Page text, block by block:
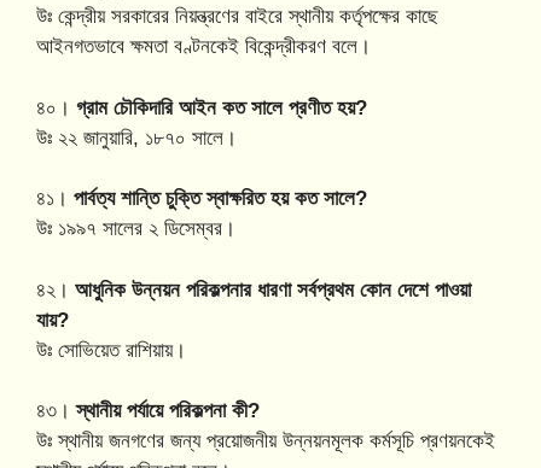
উঃ কেন্দ্রীয় সরকারের নিয়ন্ত্রণের বাইরে স্থানীয় কর্তৃপক্ষের কাছে
আইনগতভাবে ক্ষমতা বণ্টনকেই বিকেন্দ্রীকরণ বলে।
৪০। গ্রাম চৌকিদারি আইন কত সালে প্রণীত হয়?
উঃ ২২ জানুয়ারি, ১৮৭০ সালে।
৪১। পার্বত্য শান্তি চুক্তি স্বাক্ষরিত হয় কত সালে?
উঃ ১৯৯৭ সালের ২ ডিসেম্বর।
৪২। আধুনিক উন্নয়ন পরিকল্পনার ধারণা সর্বপ্রথম কোন দেশে পাওয়া
যায়?
উঃ সোভিয়েত রাশিয়ায়।
৪৩।স্থানীয় পর্যায়ে পরিকল্পনা কী?
উঃ স্থানীয় জনগণের জন্য প্রয়োজনীয় উন্নয়নমূলক কর্মসূচি প্রণয়নকেই